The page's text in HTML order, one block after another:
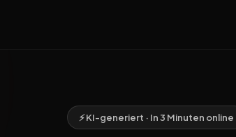
⚡ KI-generiert · In 3 Minuten online